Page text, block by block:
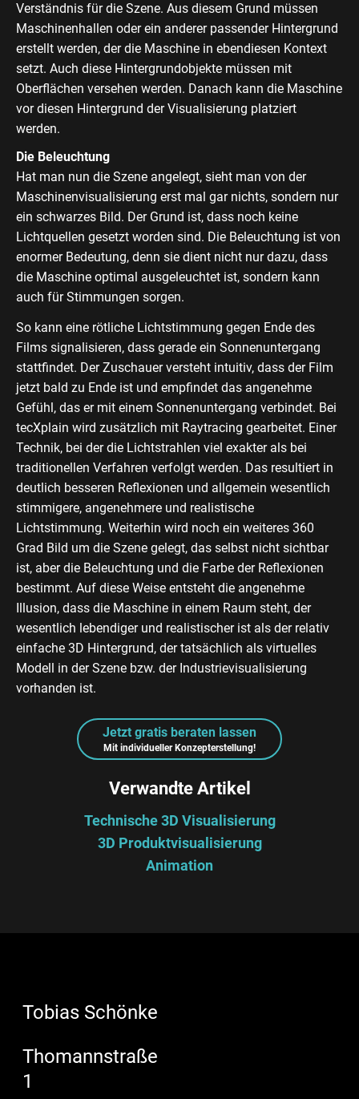
Verständnis für die Szene. Aus diesem Grund müssen
Maschinenhallen oder ein anderer passender Hintergrund
erstellt werden, der die Maschine in ebendiesen Kontext
setzt. Auch diese Hintergrundobjekte müssen mit
Oberflächen versehen werden. Danach kann die Maschine
vor diesen Hintergrund der Visualisierung platziert
werden.
Die Beleuchtung
Hat man nun die Szene angelegt, sieht man von der
Maschinenvisualisierung erst mal gar nichts, sondern nur
ein schwarzes Bild. Der Grund ist, dass noch keine
Lichtquellen gesetzt worden sind. Die Beleuchtung ist von
enormer Bedeutung, denn sie dient nicht nur dazu, dass
die Maschine optimal ausgeleuchtet ist, sondern kann
auch für Stimmungen sorgen.
So kann eine rötliche Lichtstimmung gegen Ende des
Films signalisieren, dass gerade ein Sonnenuntergang
stattfindet. Der Zuschauer versteht intuitiv, dass der Film
jetzt bald zu Ende ist und empfindet das angenehme
Gefühl, das er mit einem Sonnenuntergang verbindet. Bei
tecXplain wird zusätzlich mit Raytracing gearbeitet. Einer
Technik, bei der die Lichtstrahlen viel exakter als bei
traditionellen Verfahren verfolgt werden. Das resultiert in
deutlich besseren Reflexionen und allgemein wesentlich
stimmigere, angenehmere und realistische
Lichtstimmung. Weiterhin wird noch ein weiteres 360
Grad Bild um die Szene gelegt, das selbst nicht sichtbar
ist, aber die Beleuchtung und die Farbe der Reflexionen
bestimmt. Auf diese Weise entsteht die angenehme
Illusion, dass die Maschine in einem Raum steht, der
wesentlich lebendiger und realistischer ist als der relativ
einfache 3D Hintergrund, der tatsächlich als virtuelles
Modell in der Szene bzw. der Industrievisualisierung
vorhanden ist.
Jetzt gratis beraten lassen
Mit individueller Konzepterstellung!
Verwandte Artikel
Technische 3D Visualisierung
3D Produktvisualisierung
Animation
Tobias Schönke
Thomannstraße
1